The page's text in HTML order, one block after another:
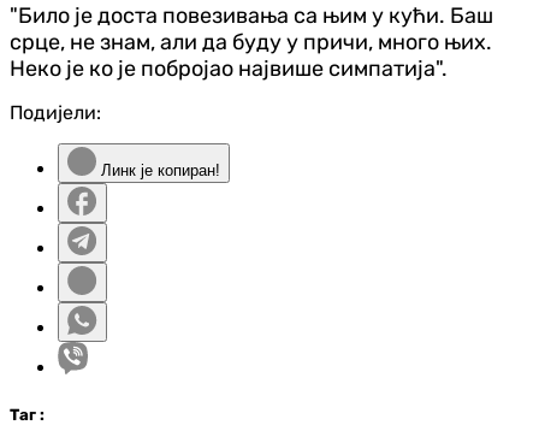
"Било је доста повезивања са њим у кући. Баш
срце, не знам, али да буду у причи, много њих.
Неко је ко је побројао највише симпатија".
Подијели:
Линк је копиран!
Таг :